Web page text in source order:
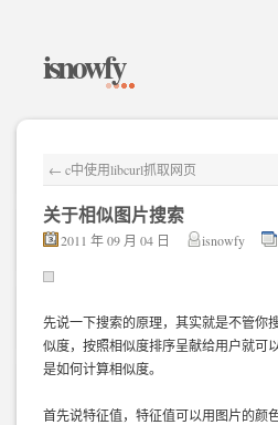
isnowfy
← c中使用libcurl抓取网页
关于相似图片搜索
2011 年 09 月 04 日 isnowfy
先说一下搜索的原理，其实就是不管你
似度，按照相似度排序呈献给用户就可
是如何计算相似度。
首先说特征值，特征值可以用图片的颜